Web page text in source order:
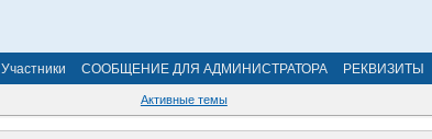
Участники СООБЩЕНИЕ ДЛЯ АДМИНИСТРАТОРА РЕКВИЗИТЫ
Активные темы